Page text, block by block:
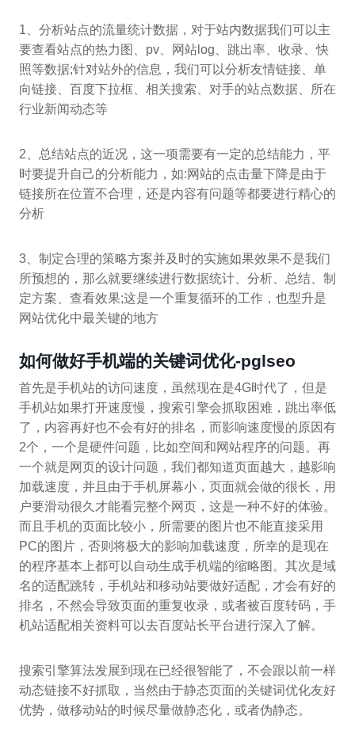
1、分析站点的流量统计数据，对于站内数据我们可以主
要查看站点的热力图、pv、网站log、跳出率、收录、快
照等数据;针对站外的信息，我们可以分析友情链接、单
向链接、百度下拉框、相关搜索、对手的站点数据、所在
行业新闻动态等
2、总结站点的近况，这一项需要有一定的总结能力，平
时要提升自己的分析能力，如:网站的点击量下降是由于
链接所在位置不合理，还是内容有问题等都要进行精心的
分析
3、制定合理的策略方案并及时的实施如果效果不是我们
所预想的，那么就要继续进行数据统计、分析、总结、制
定方案、查看效果;这是一个重复循环的工作，也型升是
网站优化中最关键的地方
如何做好手机端的关键词优化-pglseo
首先是手机站的访问速度，虽然现在是4G时代了，但是
手机站如果打开速度慢，搜索引擎会抓取困难，跳出率低
了，内容再好也不会有好的排名，而影响速度慢的原因有
2个，一个是硬件问题，比如空间和网站程序的问题。再
一个就是网页的设计问题，我们都知道页面越大，越影响
加载速度，并且由于手机屏幕小，页面就会做的很长，用
户要滑动很久才能看完整个网页，这是一种不好的体验。
而且手机的页面比较小，所需要的图片也不能直接采用
PC的图片，否则将极大的影响加载速度，所幸的是现在
的程序基本上都可以自动生成手机端的缩略图。其次是域
名的适配跳转，手机站和移动站要做好适配，才会有好的
排名，不然会导致页面的重复收录，或者被百度转码，手
机站适配相关资料可以去百度站长平台进行深入了解。
搜索引擎算法发展到现在已经很智能了，不会跟以前一样
动态链接不好抓取，当然由于静态页面的关键词优化友好
优势，做移动站的时候尽量做静态化，或者伪静态。